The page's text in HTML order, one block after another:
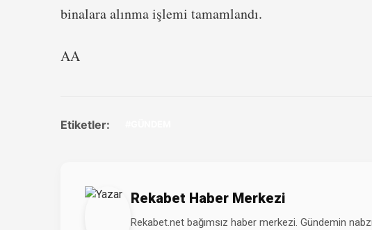
binalara alınma işlemi tamamlandı.
AA
Etiketler:
Rekabet Haber Merkezi
Rekabet.net bağımsız haber merkezi. Gündemin